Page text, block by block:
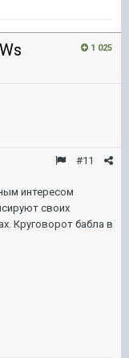
1 025
#11
интересом
своих
Круговорот бабла в